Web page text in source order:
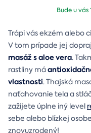
Bude u vás
Trápi vás ekzém alebo
V tom prípade jej
masáž s aloe vera.
rastliny má
vlastnosti. Thajská
naťahovanie tela a
zažijete úplne iný level
sebe alebo blízkej
znovuzrodený!